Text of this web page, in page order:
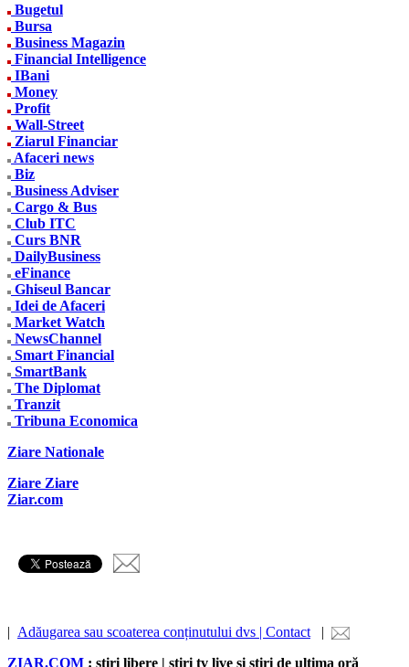
Bugetul
Bursa
Business Magazin
Financial Intelligence
IBani
Money
Profit
Wall-Street
Ziarul Financiar
Afaceri news
Biz
Business Adviser
Cargo & Bus
Club ITC
Curs BNR
DailyBusiness
eFinance
Ghiseul Bancar
Idei de Afaceri
Market Watch
NewsChannel
Smart Financial
SmartBank
The Diplomat
Tranzit
Tribuna Economica
Ziare Nationale
Ziare Ziare
Ziar.com
| Adăugarea sau scoaterea conținutului dvs | Contact |
ZIAR.COM : știri libere | știri tv live și știri de ultima oră